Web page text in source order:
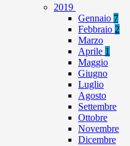
2019
Gennaio 7
Febbraio 2
Marzo
Aprile 1
Maggio
Giugno
Luglio
Agosto
Settembre
Ottobre
Novembre
Dicembre